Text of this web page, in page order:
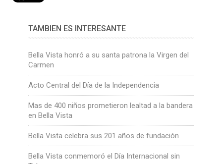
TAMBIÉN ES INTERESANTE
Bella Vista honró a su santa patrona la Virgen del
Carmen
Acto Central del Día de la Independencia
Mas de 400 niños prometieron lealtad a la bandera
en Bella Vista
Bella Vista celebra sus 201 años de fundación
Bella Vista conmemoró el Día Internacional sin